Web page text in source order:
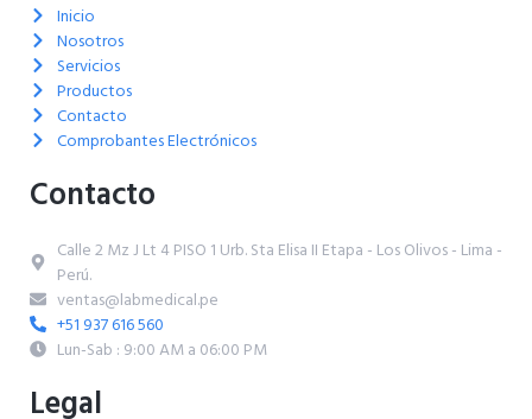
Inicio
Nosotros
Servicios
Productos
Contacto
Comprobantes Electrónicos
Contacto
Calle 2 Mz J Lt 4 PISO 1 Urb. Sta Elisa II Etapa - Los Olivos - Lima -
Perú.
ventas@labmedical.pe
+51 937 616 560
Lun-Sab : 9:00 AM a 06:00 PM
Legal